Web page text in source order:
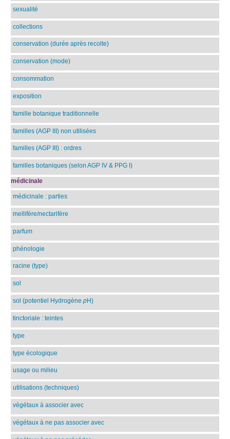
sexualité
collections
conservation (durée après recolte)
conservation (mode)
consommation
exposition
famille botanique traditionnelle
familles (AGP III) non utilisées
familles (AGP III) : ordres
familles botaniques (selon AGP IV & PPG I)
médicinale
médicinale : parties
mellifère/nectarifère
parfum
phénologie
racine (type)
sol
sol (potentiel Hydrogène pH)
tinctoriale : teintes
type
type écologique
usage ou milieu
utilisations (techniques)
végétaux à associer avec
végétaux à ne pas associer avec